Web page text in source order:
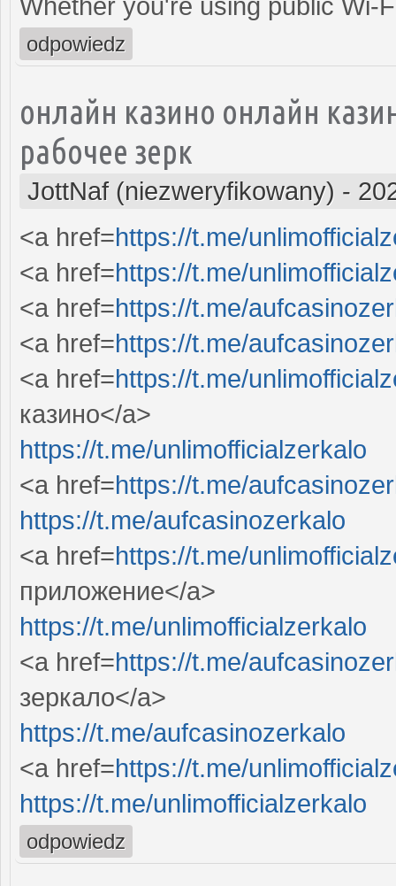
Whether you're using public Wi-
odpowiedz
онлайн казино онлайн
рабочее зерк
JottNaf (niezweryfikowany) -
<a href=https://t.me/
<a href=https://t.me/
<a href=https://t.me/
<a href=https://t.me/
<a href=https://t.me/
казино</a>
https://t.me/unlimofficialzerkalo
<a href=https://t.me/
https://t.me/aufcasinozerkalo
<a href=https://t.me/
приложение</a>
https://t.me/unlimofficialzerkalo
<a href=https://t.me/
зеркало</a>
https://t.me/aufcasinozerkalo
<a href=https://t.me/
https://t.me/unlimofficialzerkalo
odpowiedz